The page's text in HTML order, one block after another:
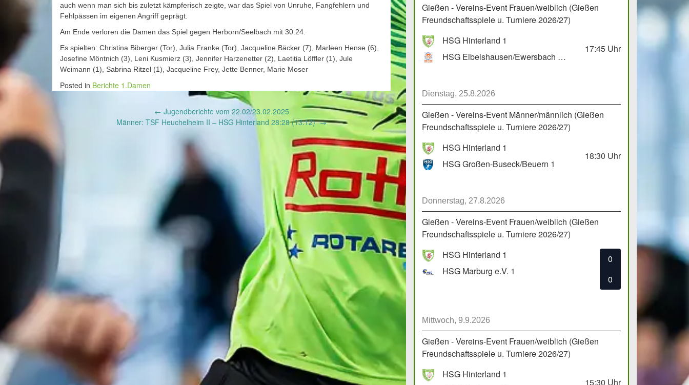
auch wenn man sich bis zuletzt kämpferisch zeigte, war das Spiel von Unruhe, Fangfehlern und
Fehlpässen im eigenen Angriff geprägt.
Am Ende verloren die Damen das Spiel gegen Herborn/Seelbach mit 30:24.
Es spielten: Christina Biberger (Tor), Julia Franke (Tor), Jacqueline Bäcker (7), Marleen Hense (6),
Josefine Möntnich (3), Leni Kusmierz (3), Jennifer Harzenetter (2), Laetitia Löffler (1), Jule
Weimann (1), Sabrina Ritzel (1), Jacqueline Frey, Jette Benner, Marie Moser
Posted in Berichte 1.Damen
← Jugendberichte vom 22.02/23.02.2025
Männer: TSF Heuchelheim II – HSG Hinterland 28:28 (13:12)→
Gießen - Vereins-Event Frauen/weiblich (Gießen
Freundschaftsspiele u. Turniere 2026/27)
HSG Hinterland 1
HSG Eibelshausen/Ewersbach GbR 2
17:45Uhr
Dienstag, 25.8.2026
Gießen - Vereins-Event Männer/männlich (Gießen
Freundschaftsspiele u. Turniere 2026/27)
HSG Hinterland 1
HSG Großen-Buseck/Beuern 1
18:30 Uhr
Donnerstag, 27.8.2026
Gießen - Vereins-Event Frauen/weiblich (Gießen
Freundschaftsspiele u. Turniere 2026/27)
HSG Hinterland 1
HSG Marburg e.V. 1
0
0
Mittwoch, 9.9.2026
Gießen - Vereins-Event Frauen/weiblich (Gießen
Freundschaftsspiele u. Turniere 2026/27)
HSG Hinterland 1
15:30 Uhr